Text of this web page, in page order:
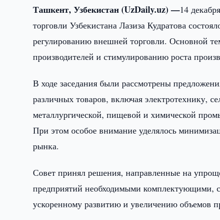
Ташкент, Узбекистан (UzDaily.uz) —14
торговли Узбекистана Лазиза Кудратова
регулированию внешней торговли. Основной
производителей и стимулированию роста
В ходе заседания были рассмотрены
различных товаров, включая электротехнику,
металлургической, пищевой и химической
При этом особое внимание уделялось
рынка.
Совет принял решения, направленные на
предприятий необходимыми комплектующими,
ускоренному развитию и увеличению объемов